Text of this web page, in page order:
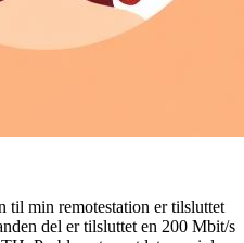
til min remotestation er tilsluttet
del er tilsluttet en 200 Mbit/s